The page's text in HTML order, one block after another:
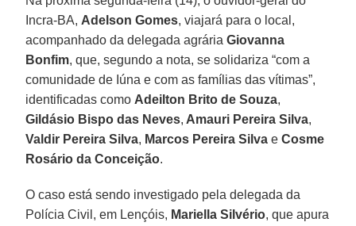
Incra-BA, Adelson Gomes, viajará para o local,
acompanhado da delegada agráriaGiovanna
Bonfim, que, segundo a nota, se solidariza “com a
comunidade de Iúna e com as famílias das vítimas”,
identificadas como Adeilton Brito de Souza,
Gildásio Bispo das Neves, Amauri Pereira Silva,
Valdir Pereira Silva, Marcos Pereira Silva eCosme
Rosário da Conceição.
O caso está sendo investigado pela delegada da
Polícia Civil, em Lençóis, Mariella Silvério, que apura